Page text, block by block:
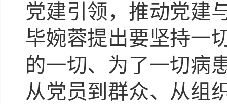
党建引领，推动党建
毕婉蓉提出要坚持一
的一切、为了一切病
从党员到群众、从组